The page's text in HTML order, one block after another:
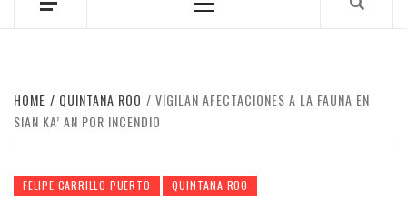
Menu
HOME QUINTANA ROO
VIGILAN AFECTACIONES A LA FAUNA EN
SIAN KA’ AN POR INCENDIO
FELIPE CARRILLO PUERTO QUINTANA ROO